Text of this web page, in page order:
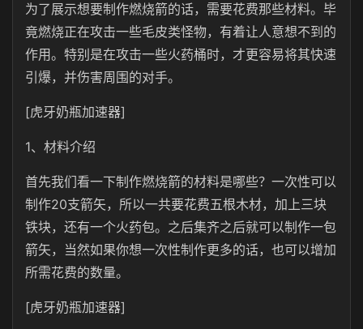
为了展示想要制作燃烧箭的话，需要花费那些材料。毕
竟燃烧正在攻击一些毛皮类怪物，有着让人意想不到的
作用。特别是在攻击一些火药桶时，才更容易将其快速
引爆，并伤害周围的对手。
[虎牙奶瓶加速器]
1、材料介绍
首先我们看一下制作燃烧箭的材料是哪些？一次性可以
制作20支箭矢，所以一共要花费五根木材，加上三块
铁块，还有一个火药包。之后集齐之后就可以制作一包
箭矢，当然如果你想一次性制作更多的话，也可以增加
所需花费的数量。
[虎牙奶瓶加速器]